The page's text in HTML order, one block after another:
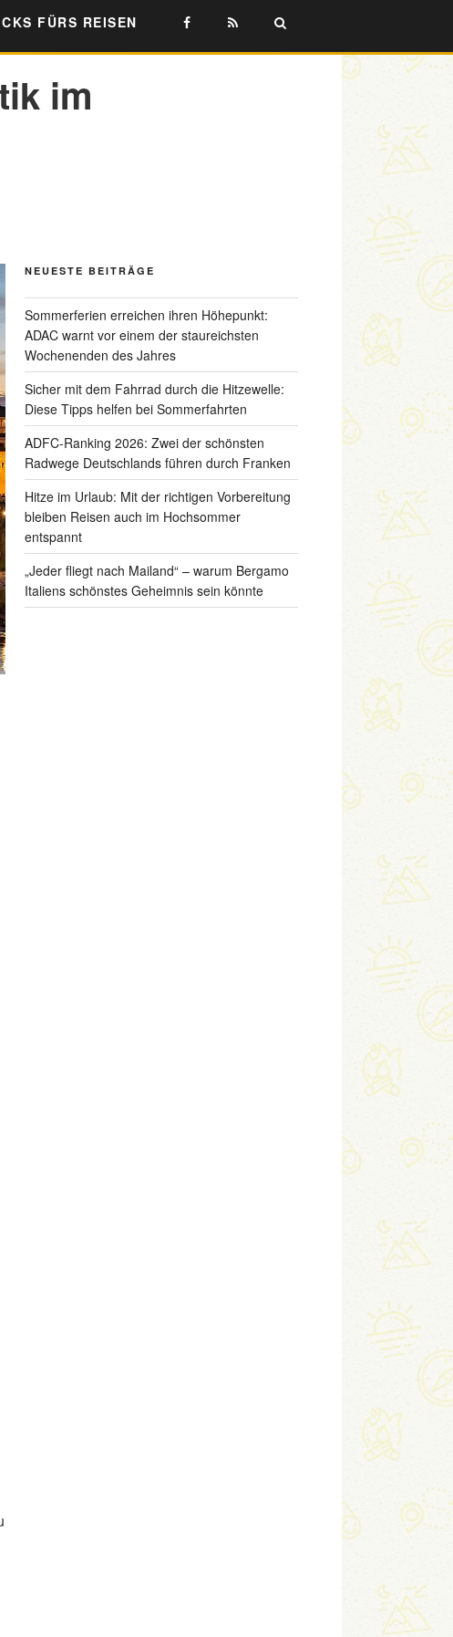
FÜRS REISEN
im
NEUESTE BEITRÄGE
Sommerferien erreichen ihren Höhepunkt:
ADAC warnt vor einem der staureichsten
Wochenenden des Jahres
Sicher mit dem Fahrrad durch die Hitzewelle:
Diese Tipps helfen bei Sommerfahrten
ADFC-Ranking 2026: Zwei der schönsten
Radwege Deutschlands führen durch Franken
Hitze im Urlaub: Mit der richtigen Vorbereitung
bleiben Reisen auch im Hochsommer
entspannt
„Jeder fliegt nach Mailand“ – warum Bergamo
Italiens schönstes Geheimnis sein könnte